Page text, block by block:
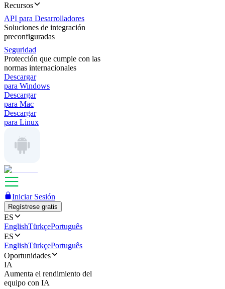
Recursos
API para Desarrolladores
Soluciones de integración
preconfiguradas
Seguridad
Protección que cumple con las
normas internacionales
Descargar
para Windows
Descargar
para Mac
Descargar
para Linux
Iniciar Sesión
Regístrese gratis
ES
EnglishTürkçePortuguês
ES
EnglishTürkçePortuguês
Oportunidades
IA
Aumenta el rendimiento del
equipo con IA